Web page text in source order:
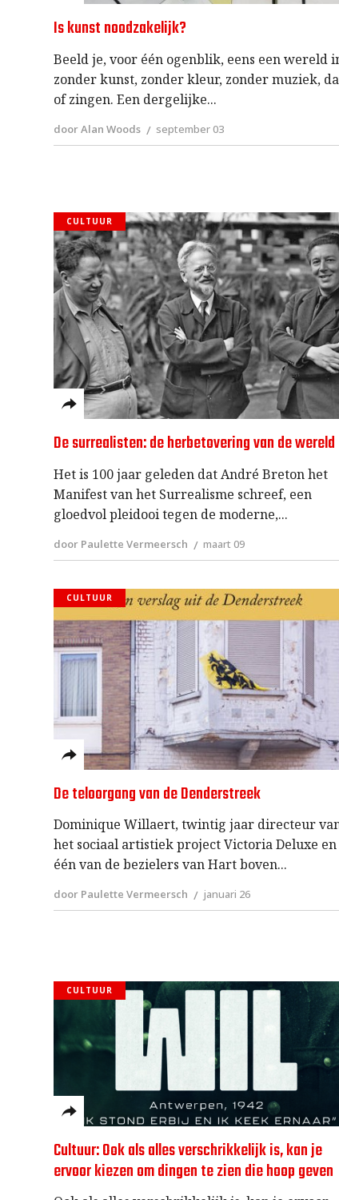
Is kunst noodzakelijk?
Beeld je, voor één ogenblik, eens een wereld
zonder kunst, zonder kleur, zonder muziek,
of zingen. Een dergelijke
door Alan Woods september 03
CULTUUR
De surrealisten: de herbetovering van de wereld
Het is 100 jaar geleden dat André Breton het
Manifest van het Surrealisme schreef, een
gloedvol pleidooi tegen de moderne,
door Paulette Vermeersch maart 09
CULTUUR
De teloorgang van de Denderstreek
Dominique Willaert, twintig jaar directeur
het sociaal artistiek project Victoria Deluxe en
één van de bezielers van Hart boven
door Paulette Vermeersch januari 26
CULTUUR
Cultuur: Ook als alles verschrikkelijk is, kan je
ervoor kiezen om dingen te zien die hoop geven